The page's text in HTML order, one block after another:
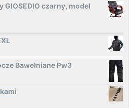
GIOSEDIO czarny, model
Bawełniane Pw3